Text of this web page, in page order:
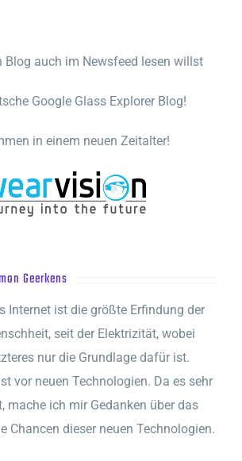
Blog auch im Newsfeed lesen willst
in einem neuen Zeitalter!
Geerkens
Internet ist die größte Erfindung der
seit der Elektrizität, wobei
nur die Grundlage dafür ist.
vor neuen Technologien. Da es sehr
mache ich mir Gedanken über das
Chancen dieser neuen Technologien.